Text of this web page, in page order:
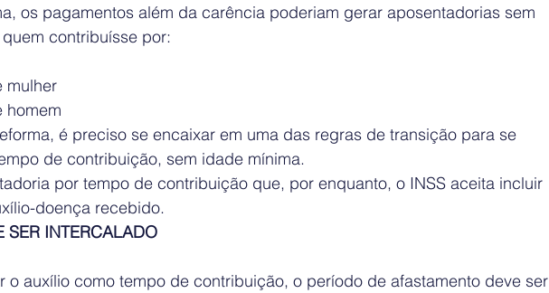
os pagamentos além da carência poderiam gerar aposentadorias sem
contribuísse por:
mulher
homem
é preciso se encaixar em uma das regras de transição para se
de contribuição, sem idade mínima.
por tempo de contribuição que, por enquanto, o INSS aceita incluir
doença recebido.
SER INTERCALADO
o auxílio como tempo de contribuição, o período de afastamento deve ser